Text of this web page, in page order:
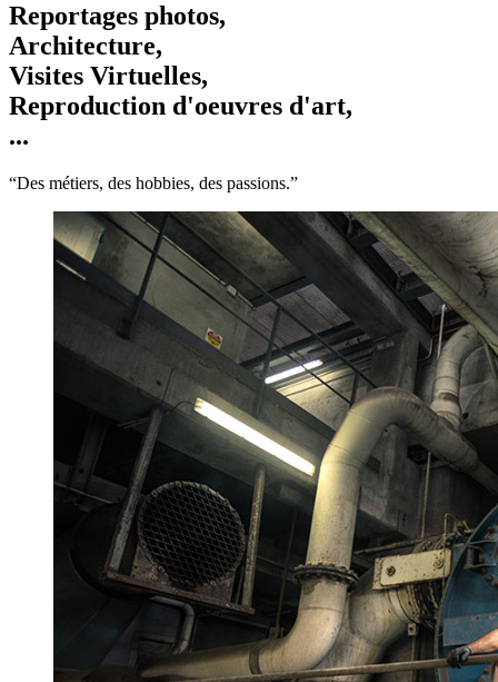
Reportages photos,
Architecture,
Visites Virtuelles,
Reproduction d'oeuvres d'art,
...
“Des métiers, des hobbies, des passions.”